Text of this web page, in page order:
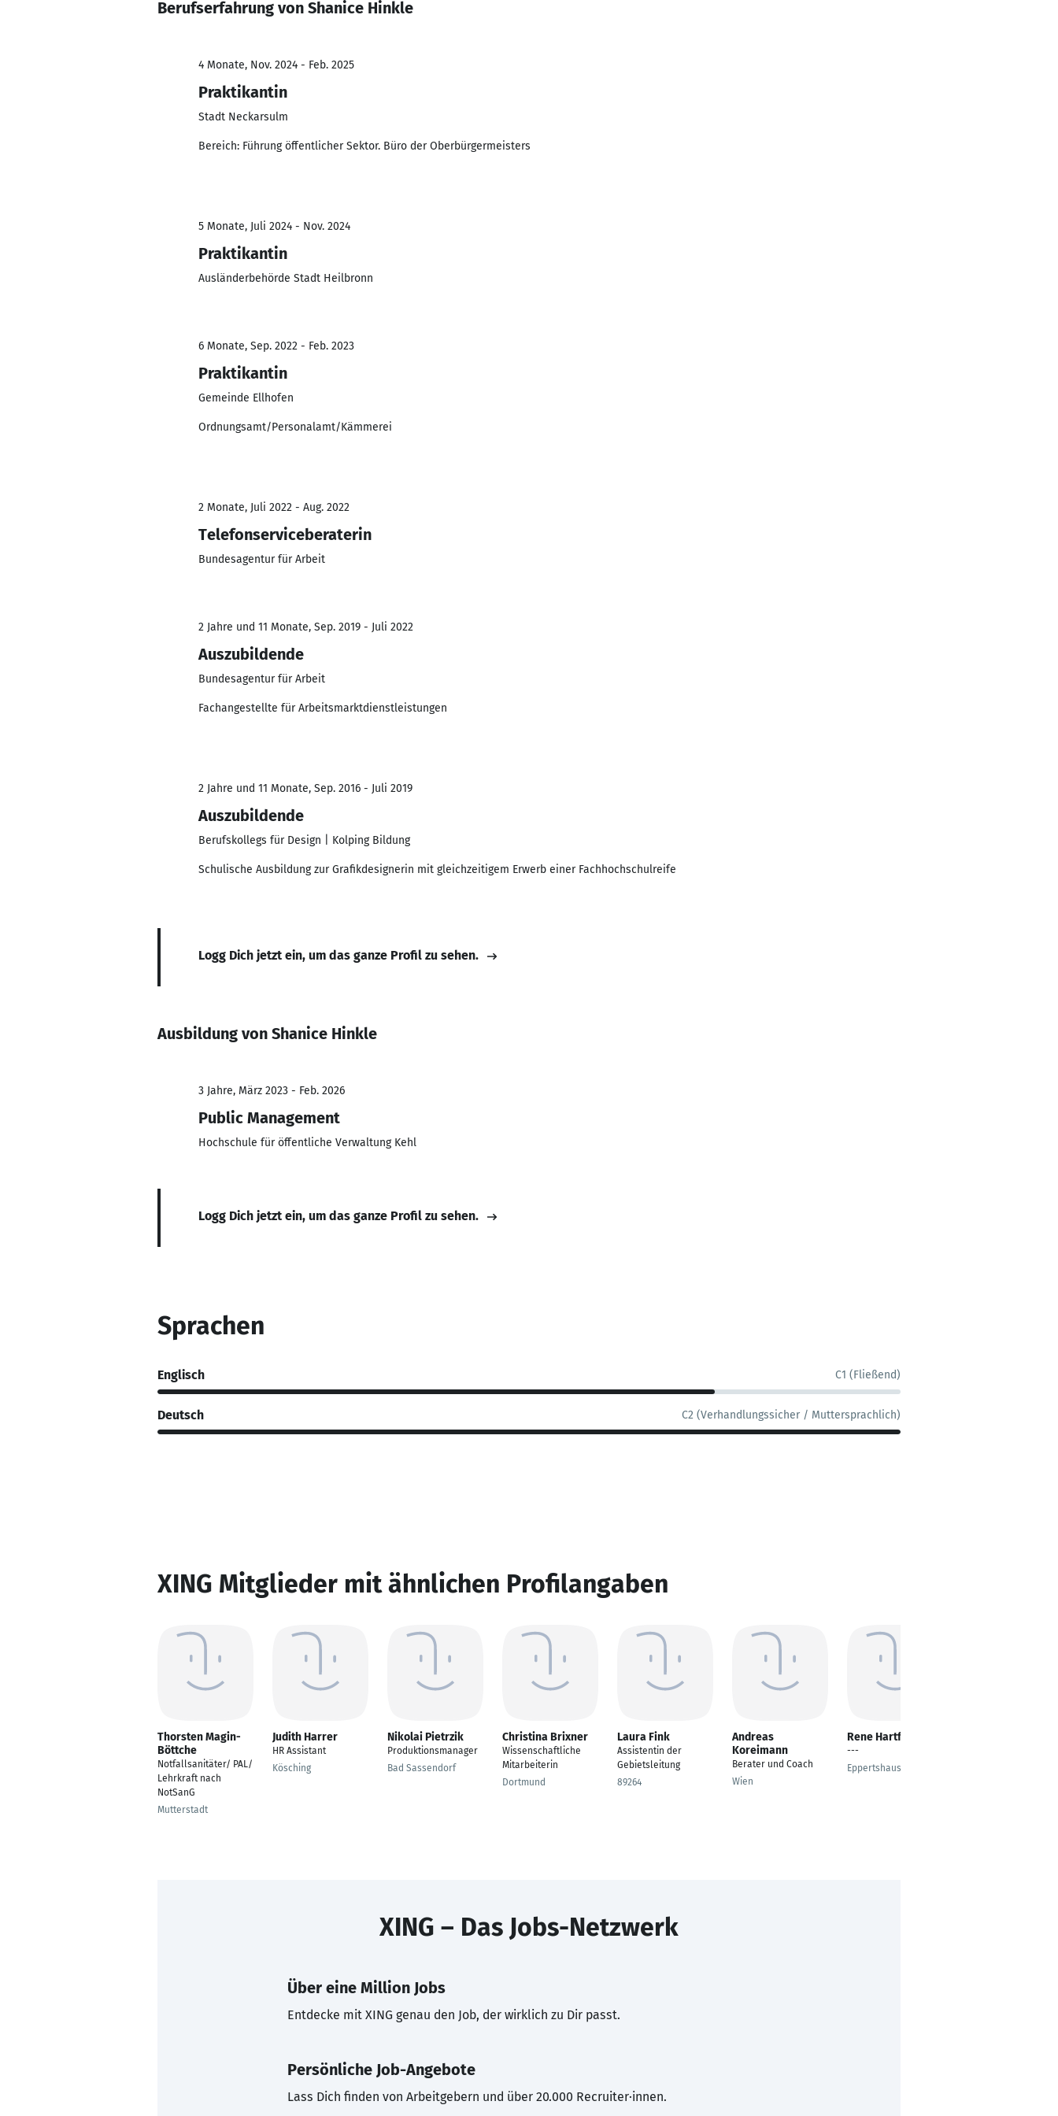
Berufserfahrung von Shanice Hinkle
4 Monate, Nov. 2024 - Feb. 2025
Praktikantin
Stadt Neckarsulm
Bereich: Führung öffentlicher Sektor. Büro der Oberbürgermeisters
5 Monate, Juli 2024 - Nov. 2024
Praktikantin
Ausländerbehörde Stadt Heilbronn
6 Monate, Sep. 2022 - Feb. 2023
Praktikantin
Gemeinde Ellhofen
Ordnungsamt/Personalamt/Kämmerei
2 Monate, Juli 2022 - Aug. 2022
Telefonserviceberaterin
Bundesagentur für Arbeit
2 Jahre und 11 Monate, Sep. 2019 - Juli 2022
Auszubildende
Bundesagentur für Arbeit
Fachangestellte für Arbeitsmarktdienstleistungen
2 Jahre und 11 Monate, Sep. 2016 - Juli 2019
Auszubildende
Berufskollegs für Design | Kolping Bildung
Schulische Ausbildung zur Grafikdesignerin mit gleichzeitigem Erwerb einer Fachhochschulreife
Logg Dich jetzt ein, um das ganze Profil zu sehen.
Ausbildung von Shanice Hinkle
3 Jahre, März 2023 - Feb. 2026
Public Management
Hochschule für öffentliche Verwaltung Kehl
Logg Dich jetzt ein, um das ganze Profil zu sehen.
Sprachen
Englisch C1 (Fließend)
Deutsch C2 (Verhandlungssicher / Muttersprachlich)
XING Mitglieder mit ähnlichen Profilangaben
Thorsten Magin-
Böttche
Notfallsanitäter/ PAL/
Lehrkraft nach
NotSanG
Mutterstadt
Judith Harrer
HR Assistant
Kösching
Nikolai Pietrzik
Produktionsmanager
Bad Sassendorf
Christina Brixner
Wissenschaftliche
Mitarbeiterin
Dortmund
Laura Fink
Assistentin der
Gebietsleitung
89264
Andreas
Koreimann
Berater und Coach
Wien
Rene Hartfiel
---
Eppertshausen
XING – Das Jobs-Netzwerk
Über eine Million Jobs
Entdecke mit XING genau den Job, der wirklich zu Dir passt.
Persönliche Job-Angebote
Lass Dich finden von Arbeitgebern und über 20.000 Recruiter·innen.